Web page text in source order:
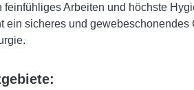
feinfühliges Arbeiten und höchste
ein sicheres und